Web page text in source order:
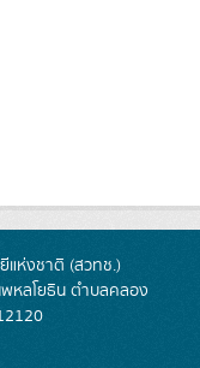
แห่งชาติ (สวทช.)
หลโยธิน ตำบลคลอง